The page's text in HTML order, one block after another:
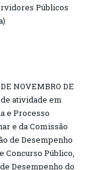
Públicos
NOVEMBRO DE
de atividade em
e Processo
e da Comissão
de Desempenho
Concurso Público,
Desempenho do